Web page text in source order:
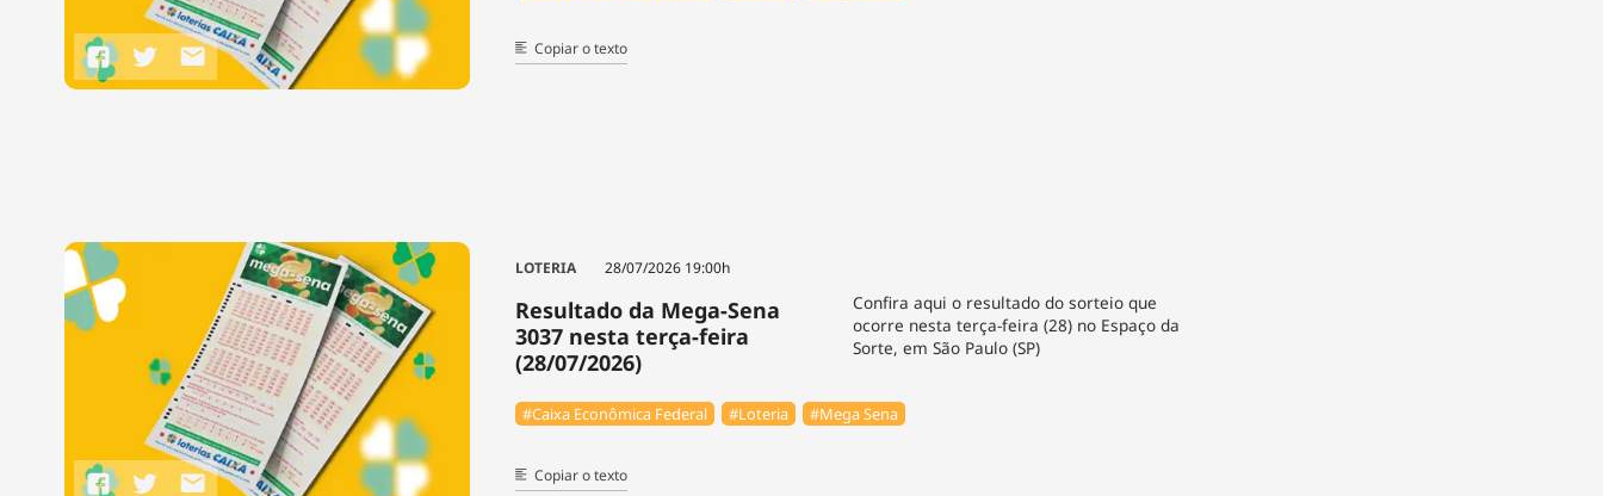
Copiar o texto
LOTERIA 28/07/2026 19:00h
Resultado da Mega-Sena
3037 nesta terça-feira
(28/07/2026)
Confira aqui o resultado do sorteio que
ocorre nesta terça-feira (28) no Espaço da
Sorte, em São Paulo (SP)
#Caixa Econômica Federal #Loteria #Mega Sena
Copiar o texto